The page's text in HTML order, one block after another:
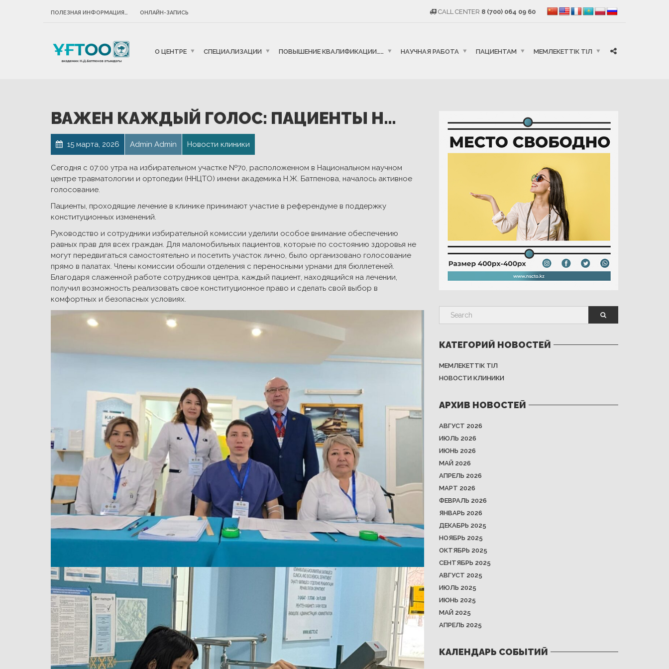
ПОЛЕЗНАЯ ИНФОРМАЦИЯ… ОНЛАЙН-ЗАПИСЬ CALL CENTER 8 (700) 064 09 60
О ЦЕНТРЕ СПЕЦИАЛИЗАЦИИ ПОВЫШЕНИЕ КВАЛИФИКАЦИИ…… НАУЧНАЯ РАБОТА ПАЦИЕНТАМ МЕМЛЕКЕТТІК ТІЛ
ВАЖЕН КАЖДЫЙ ГОЛОС: ПАЦИЕНТЫ Н…
15 марта, 2026 Admin Admin Новости клиники
Сегодня с 07:00 утра на избирательном участке №70, расположенном в Национальном научном
центре травматологии и ортопедии (ННЦТО) имени академика Н.Ж. Батпенова, началось активное
голосование.
Пациенты, проходящие лечение в клинике принимают участие в референдуме в поддержку
конституционных изменений.
Руководство и сотрудники избирательной комиссии уделили особое внимание обеспечению
равных прав для всех граждан. Для маломобильных пациентов, которые по состоянию здоровья не
могут передвигаться самостоятельно и посетить участок лично, было организовано голосование
прямо в палатах. Члены комиссии обошли отделения с переносными урнами для бюллетеней.
Благодаря слаженной работе сотрудников центра, каждый пациент, находящийся на лечении,
получил возможность реализовать свое конституционное право и сделать свой выбор в
комфортных и безопасных условиях.
КАТЕГОРИЙ НОВОСТЕЙ
МЕМЛЕКЕТТІК ТІЛ
НОВОСТИ КЛИНИКИ
АРХИВ НОВОСТЕЙ
АВГУСТ 2026
ИЮЛЬ 2026
ИЮНЬ 2026
МАЙ 2026
АПРЕЛЬ 2026
МАРТ 2026
ФЕВРАЛЬ 2026
ЯНВАРЬ 2026
ДЕКАБРЬ 2025
НОЯБРЬ 2025
ОКТЯБРЬ 2025
СЕНТЯБРЬ 2025
АВГУСТ 2025
ИЮЛЬ 2025
ИЮНЬ 2025
МАЙ 2025
АПРЕЛЬ 2025
КАЛЕНДАРЬ СОБЫТИЙ